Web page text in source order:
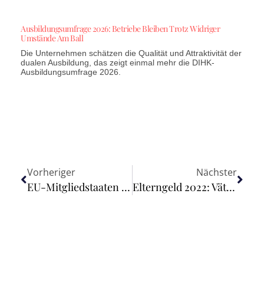
Ausbildungsumfrage 2026: Betriebe Bleiben Trotz Widriger
Umstände Am Ball
Die Unternehmen schätzen die Qualität und Attraktivität der
dualen Ausbildung, das zeigt einmal mehr die DIHK-
Ausbildungsumfrage 2026.
Vorheriger
EU-Mitgliedstaaten ebnen Weg für die Dekarbonisierung des Gasmarktes in Europa
Nächster
Elterngeld 2022: Väteranteil steigt weiter auf 26,1 %